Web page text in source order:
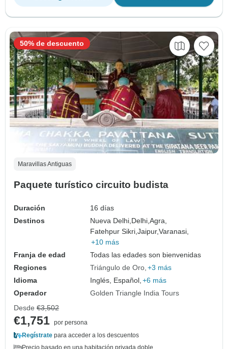
Maravillas Antiguas
Paquete turístico circuito budista
Duración
16 días
Destinos
Nueva Delhi, Delhi,Agra,
Fatehpur Sikri,Jaipur,Varanasi,
+10 más
Franja de edad
Todas las edades son bienvenidas
Regiones
Triángulo de Oro +3 más
Idioma
Inglés, Español, +6 más
Operador
Golden Triangle India Tours
50% de descuento
Desde €3,502
€1,751 por persona
Regístrate para acceder a los descuentos
Precio basado en una habitación privada doble